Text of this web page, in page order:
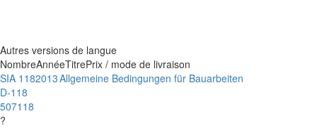
Autres versions de langue
NombreAnnéeTitrePrix / mode de livraison
SIA 118
D-118
507118
?
2013Allgemeine Bedingungen für Bauarbeiten